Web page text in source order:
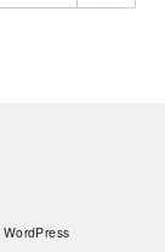
WordPress